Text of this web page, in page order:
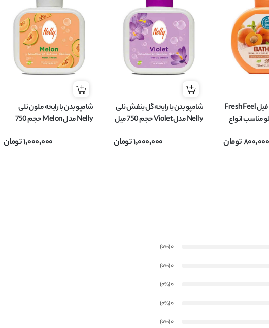
شامپو بدن فرش فیل Fresh Feel
مناسب انواع
800,000تومان
شامپو بدن با رایحه گل بنفش نلی
Nelly مدل Violet حجم 750 میل
1,000,000تومان
شامپو بدن با رایحه ملون نلی
Nelly مدل Melon حجم 750
1,000,000تومان
0
(0
%
)
0
(0
%
)
0
(0
%
)
0
(0
%
)
0
(0
%
)